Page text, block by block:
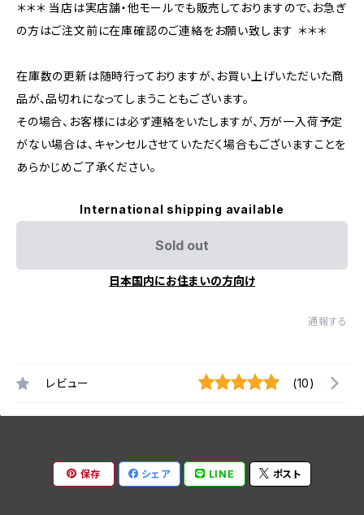
＊＊＊ 当店は実店舗・他モールでも販売しておりますので、お急ぎ
の方はご注文前に在庫確認のご連絡をお願い致します ＊＊＊
在庫数の更新は随時行っておりますが、お買い上げいただいた商
品が、品切れになってしまうこともございます。
その場合、お客様には必ず連絡をいたしますが、万が一入荷予定
がない場合は、キャンセルさせていただく場合もございますことを
あらかじめご了承ください。
International shipping available
Sold out
日本国内にお住まいの方向け
通報する
レビュー (10)
保存 シェア LINE ポスト